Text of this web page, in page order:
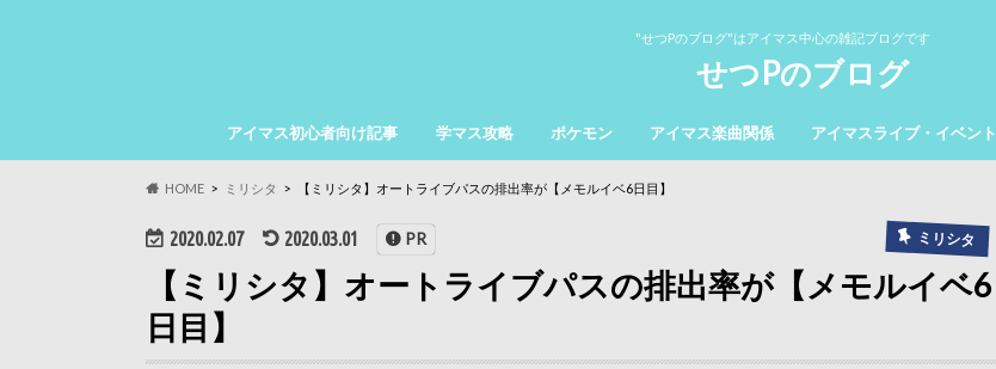
"せつPのブログ"はアイマス中心の雑記ブログです
せつPのブログ
アイマス初心者向け記事 学マス攻略 ポケモン アイマス楽曲関係 アイマスライブ・イベント
HOME ミリシタ 【ミリシタ】オートライブパスの排出率が【メモルイベ6日目】
2020.02.07 2020.03.01 ミリシタ
PR
【ミリシタ】オートライブパスの排出率が【メモルイベ6
日目】